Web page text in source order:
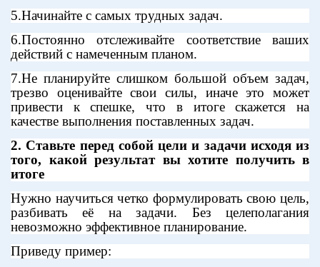
5.Начинайте с самых трудных задач.
6.Постоянно отслеживайте соответствие ваших
действий с намеченным планом.
7.Не планируйте слишком большой объем задач,
трезво оценивайте свои силы, иначе это может
привести к спешке, что в итоге скажется на
качестве выполнения поставленных задач.
2. Ставьте перед собой цели и задачи исходя из
того, какой результат вы хотите получить в
итоге
Нужно научиться четко формулировать свою цель,
разбивать её на задачи. Без целеполагания
невозможно эффективное планирование.
Приведу пример: